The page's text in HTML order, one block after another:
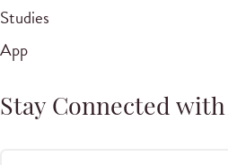
Studies
App
Stay Connected